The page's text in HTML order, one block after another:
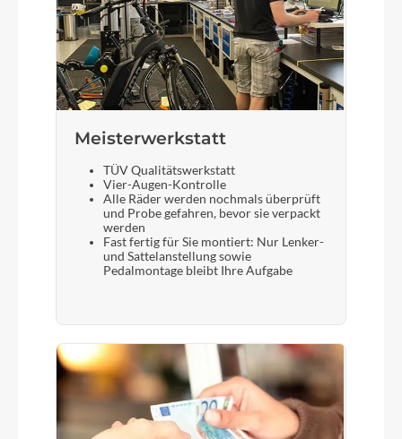
Meisterwerkstatt
TÜV Qualitätswerkstatt
Vier-Augen-Kontrolle
Alle Räder werden nochmals überprüft
und Probe gefahren, bevor sie verpackt
werden
Fast fertig für Sie montiert: Nur Lenker-
und Sattelanstellung sowie
Pedalmontage bleibt Ihre Aufgabe